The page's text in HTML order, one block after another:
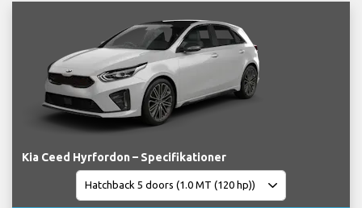
Kia Ceed Hyrfordon – Specifikationer